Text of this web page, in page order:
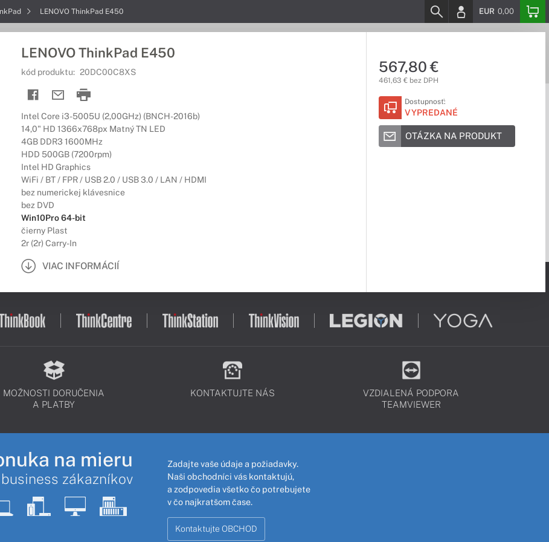
LENOVO ThinkPad E450 EUR 0,00
LENOVO ThinkPad E450
kód produktu: 20DC00C8XS
Intel Core i3-5005U (2,00GHz) (BNCH-2016b)
14,0" HD 1366x768px Matný TN LED
4GB DDR3 1600MHz
HDD 500GB (7200rpm)
Intel HD Graphics
WiFi / BT / FPR / USB 2.0 / USB 3.0 / LAN / HDMI
bez numerickej klávesnice
bez DVD
Win10Pro 64-bit
čierny Plast
2r (2r) Carry-In
VIAC INFORMÁCIÍ
567,80 €
461,63 € bez DPH
Dostupnosť:
VYPREDANÉ
OTÁZKA NA PRODUKT
MOŽNOSTI DORUČENIA
A PLATBY
KONTAKTUJTE NÁS
VZDIALENÁ PODPORA
TEAMVIEWER
na mieru
zákazníkov
Zadajte vaše údaje a požiadavky.
Naši obchodníci vás kontaktujú,
a zodpovedia všetko čo potrebujete
v čo najkratšom čase.
Kontaktujte OBCHOD